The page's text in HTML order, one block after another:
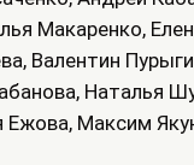
Макаренко,
Валентин
Наталья
Ежова, Максим